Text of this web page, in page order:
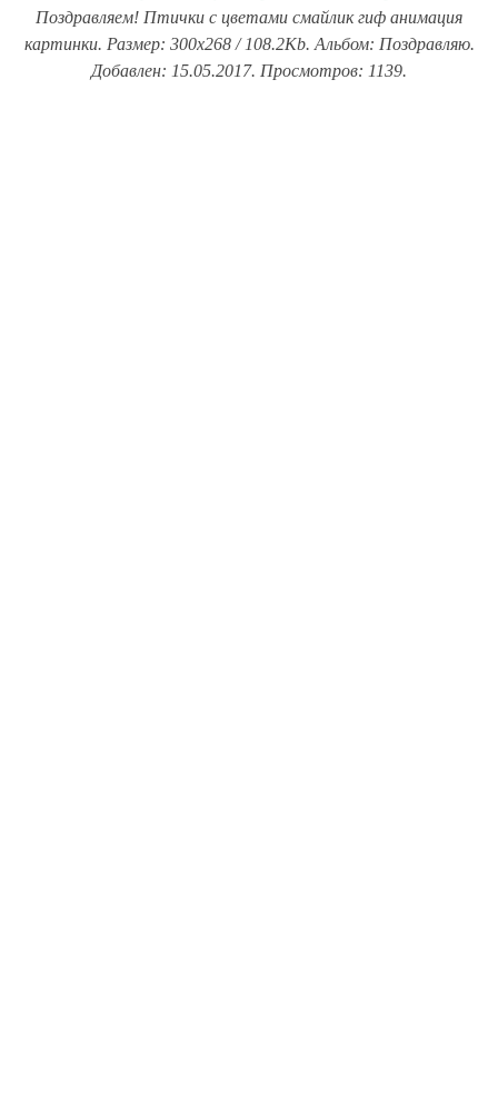
Поздравляем! Птички с цветами смайлик гиф анимация
картинки. Размер: 300x268 / 108.2Kb. Альбом: Поздравляю.
Добавлен: 15.05.2017. Просмотров: 1139.